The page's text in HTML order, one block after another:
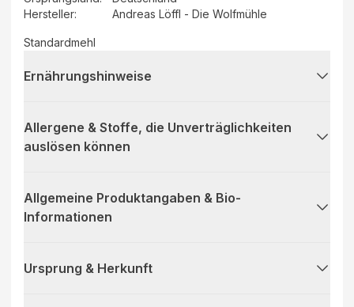
Hersteller: Andreas Löffl - Die Wolfmühle
Standardmehl
Ernährungshinweise
Allergene & Stoffe, die Unverträglichkeiten
auslösen können
Allgemeine Produktangaben & Bio-
Informationen
Ursprung & Herkunft